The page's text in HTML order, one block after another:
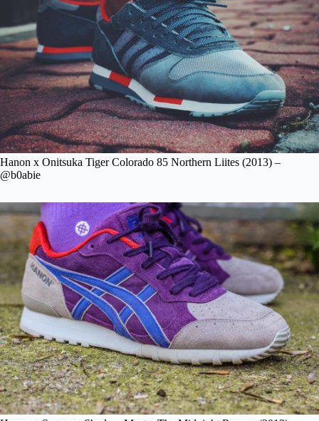
Hanon x Onitsuka Tiger Colorado 85 Northern Liites (2013) –
@b0abie